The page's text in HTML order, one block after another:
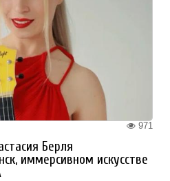
971
Берля
иммерсивном искусстве